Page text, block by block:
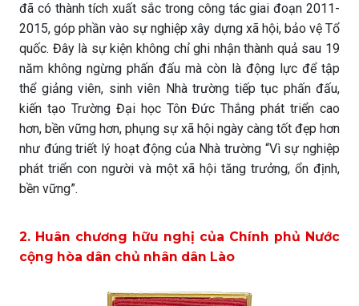
đã có thành tích xuất sắc trong công tác giai đoạn 2011-
2015, góp phần vào sự nghiệp xây dựng xã hội, bảo vệ Tổ
quốc. Đây là sự kiện không chỉ ghi nhận thành quả sau 19
năm không ngừng phấn đấu mà còn là động lực để tập
thể giảng viên, sinh viên Nhà trường tiếp tục phấn đấu,
kiến tạo Trường Đại học Tôn Đức Thắng phát triển cao
hơn, bền vững hơn, phụng sự xã hội ngày càng tốt đẹp hơn
như đúng triết lý hoạt động của Nhà trường “Vì sự nghiệp
phát triển con người và một xã hội tăng trưởng, ổn định,
bền vững”.
2. Huân chương hữu nghị của Chính phủ Nước
cộng hòa dân chủ nhân dân Lào